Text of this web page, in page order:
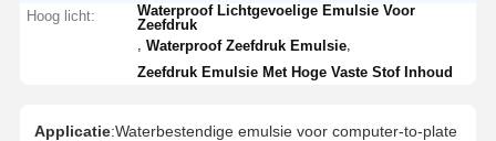
Hoog licht:
Waterproof Lichtgevoelige Emulsie Voor
Zeefdruk
,Waterproof Zeefdruk Emulsie
Zeefdruk Emulsie Met Hoge Vaste Stof Inhoud
Applicatie:Waterbestendige emulsie voor computer-to-plate